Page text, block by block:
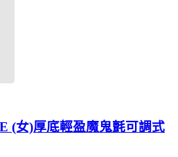
(女)厚底輕盈魔鬼氈可調式